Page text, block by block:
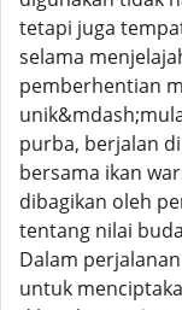
tetapi juga
selama
pemberhentian
purba, berjalan
bersama ikan
dibagikan oleh
tentang nilai
Dalam
untuk